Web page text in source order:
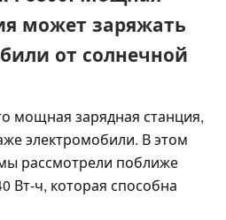
может заряжать
от солнечной
мощная зарядная станция,
электромобили. В этом
рассмотрели поближе
Вт-ч, которая способна